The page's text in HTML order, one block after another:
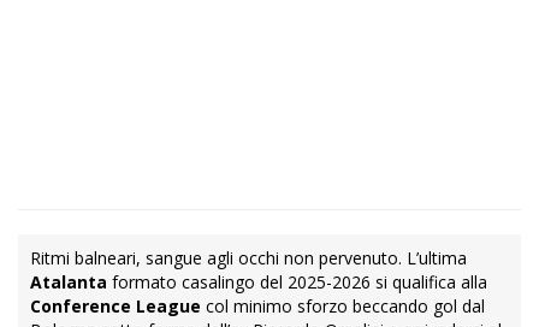
Ritmi balneari, sangue agli occhi non pervenuto. L’ultima
Atalanta formato casalingo del 2025-2026 si qualifica alla
Conference League col minimo sforzo beccando gol dal